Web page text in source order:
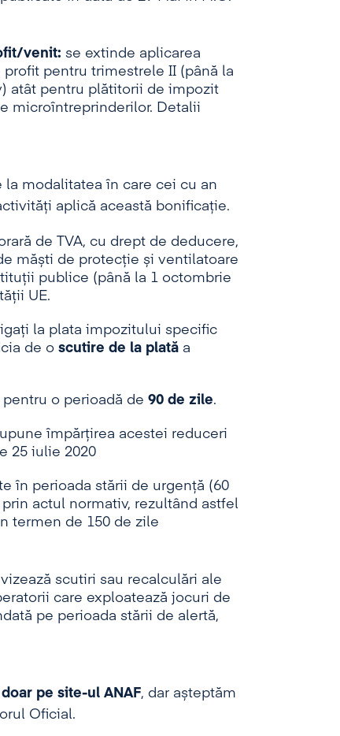
venit: se extinde aplicarea
pentru trimestrele II (până la
atât pentru plătitorii de impozit
microîntreprinderilor. Detalii
modalitatea în care cei cu an
aplică această bonificație.
de TVA, cu drept de deducere,
măști de protecție și ventilatoare
publice (până la 1 octombrie
UE.
la plata impozitului specific
de oscutire de la platăa
o perioadă de 90 de zile.
împărțirea acestei reduceri
25 iulie 2020
în perioada stării de urgență (60
actul normativ, rezultând astfel
termen de 150 de zile
scutiri sau recalculări ale
care exploatează jocuri de
pe perioada stării de alertă,
pe site-ul ANAF, dar așteptăm
Oficial.